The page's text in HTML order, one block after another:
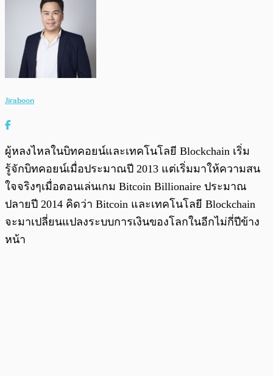
Jiraboon
ผู้หลงไหลในบิทคอยน์และเทคโนโลยี Blockchain เริ่ม
รู้จักบิทคอยน์เมื่อประมาณปี 2013 แต่เริ่มมาให้ความสน
ใจจริงๆเมื่อตอนเล่นเกม Bitcoin Billionaire ประมาณ
ปลายปี 2014 คิดว่า Bitcoin และเทคโนโลยี Blockchain
จะมาเปลี่ยนแปลงระบบการเงินของโลกในอีกไม่กี่ปีข้าง
หน้า